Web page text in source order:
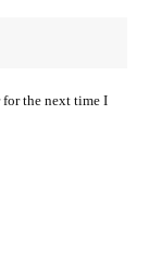
for the next time I